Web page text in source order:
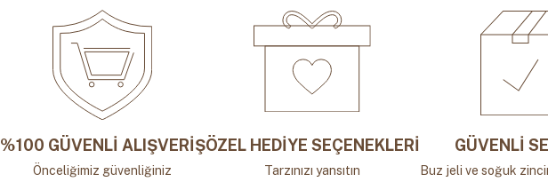
%100 GÜVENLİ ALIŞVERİŞ
Önceliğimiz güvenliğiniz
ÖZEL HEDİYE SEÇENEKLERİ
Tarzınızı yansıtın
GÜVENLİ
Buz jeli ve soğuk